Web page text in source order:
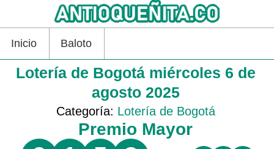
Inicio Baloto
Lotería de Bogotá miércoles 6 de
agosto 2025
Categoría: Lotería de Bogotá
Premio Mayor